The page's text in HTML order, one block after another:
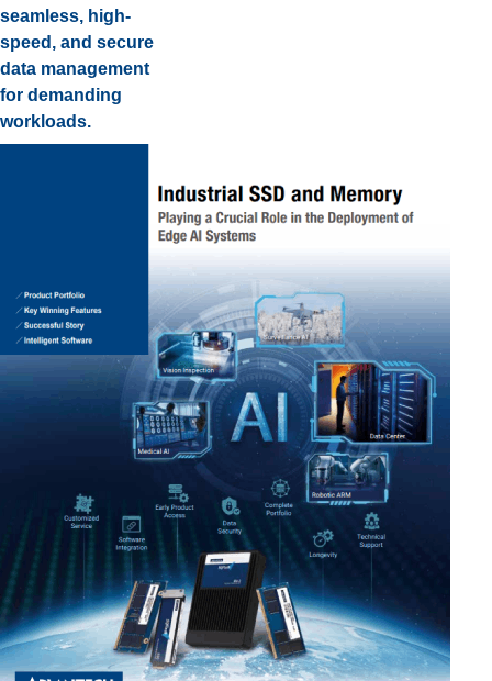
seamless, high-
speed, and secure
data management
for demanding
workloads.